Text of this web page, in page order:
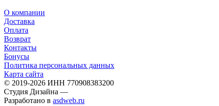
О компании
Доставка
Оплата
Возврат
Контакты
Бонусы
Политика персональных данных
Карта сайта
© 2019-2026 ИНН 770908383200
Студия Дизайна —
Разработано в asdweb.ru